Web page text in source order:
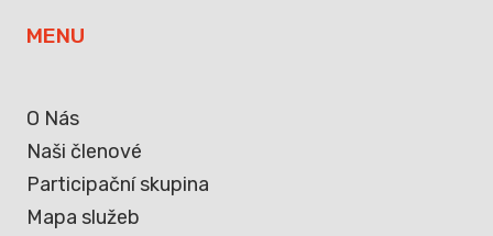
MENU
O Nás
Naši členové
Participační skupina
Mapa služeb